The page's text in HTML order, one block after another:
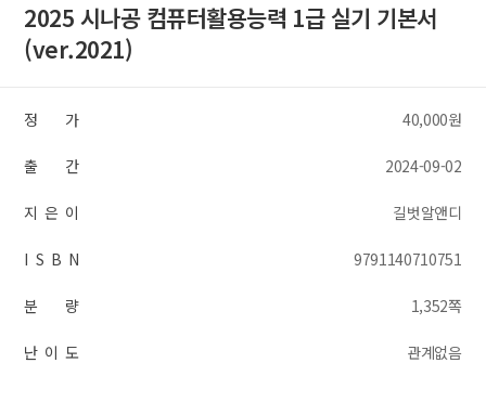
2025 시나공 컴퓨터활용능력 1급 실기 기본서
(ver.2021)
정 가 40,000원
출 간 2024-09-02
지 은 이 길벗알앤디
I S B N 9791140710751
분 량 1,352쪽
난 이 도 관계없음